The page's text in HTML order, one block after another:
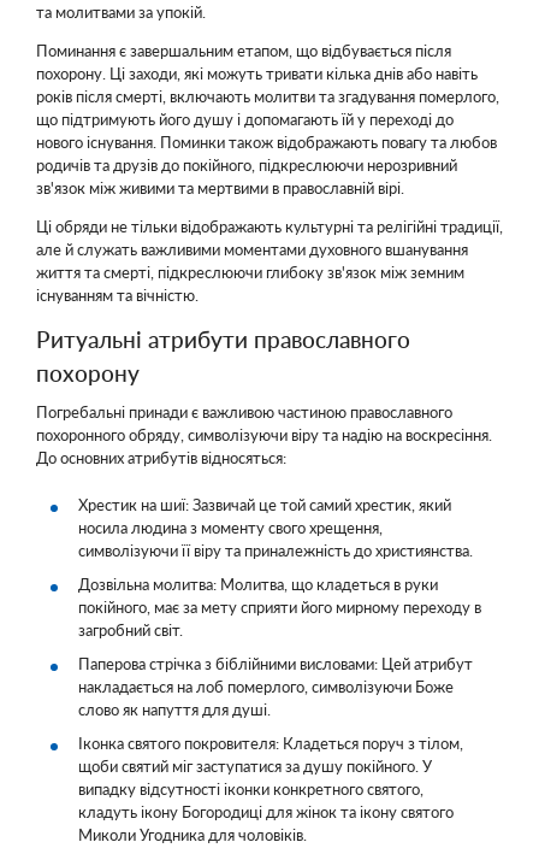
та молитвами за упокій.
Поминання є завершальним етапом, що відбувається після
похорону. Ці заходи, які можуть тривати кілька днів або навіть
років після смерті, включають молитви та згадування померлого,
що підтримують його душу і допомагають їй у переході до
нового існування. Поминки також відображають повагу та любов
родичів та друзів до покійного, підкреслюючи нерозривний
зв'язок між живими та мертвими в православній вірі.
Ці обряди не тільки відображають культурні та релігійні традиції,
але й служать важливими моментами духовного вшанування
життя та смерті, підкреслюючи глибоку зв'язок між земним
існуванням та вічністю.
Ритуальні атрибути православного
похорону
Погребальні принади є важливою частиною православного
похоронного обряду, символізуючи віру та надію на воскресіння.
До основних атрибутів відносяться:
Хрестик на шиї: Зазвичай це той самий хрестик, який
носила людина з моменту свого хрещення,
символізуючи її віру та приналежність до християнства.
Дозвільна молитва: Молитва, що кладеться в руки
покійного, має за мету сприяти його мирному переходу в
загробний світ.
Паперова стрічка з біблійними висловами: Цей атрибут
накладається на лоб померлого, символізуючи Боже
слово як напуття для душі.
Іконка святого покровителя: Кладеться поруч з тілом,
щоби святий міг заступатися за душу покійного. У
випадку відсутності іконки конкретного святого,
кладуть ікону Богородиці для жінок та ікону святого
Миколи Угодника для чоловіків.